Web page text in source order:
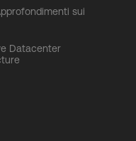
sui
Datacenter